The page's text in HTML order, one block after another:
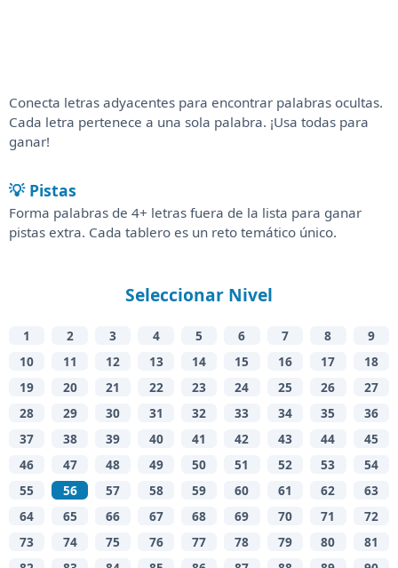
Conecta letras adyacentes para encontrar palabras ocultas.
Cada letra pertenece a una sola palabra. ¡Usa todas para
ganar!
💡 Pistas
Forma palabras de 4+ letras fuera de la lista para ganar
pistas extra. Cada tablero es un reto temático único.
Seleccionar Nivel
1 2 3 4 5 6 7 8
9
10
11 12 13 14 15 16 17
18
19
20 21 22 23 24 25 26
27
28
29 30 31 32 33 34 35
36
37
38 39 40 41 42 43 44
45
46
47 48 49 50 51 52 53
54
55
56 57 58 59 60 61 62
63
64
65 66 67 68 69 70 71
72
73
74 75 76 77 78 79 80
81